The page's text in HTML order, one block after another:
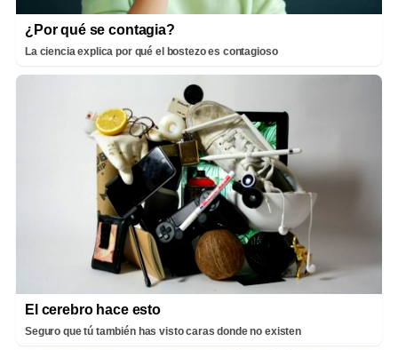
¿Por qué se contagia?
La ciencia explica por qué el bostezo es contagioso
El cerebro hace esto
Seguro que tú también has visto caras donde no existen